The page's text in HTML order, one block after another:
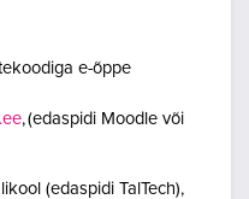
e-õppe
, (edaspidi Moodle või
(edaspidi TalTech),